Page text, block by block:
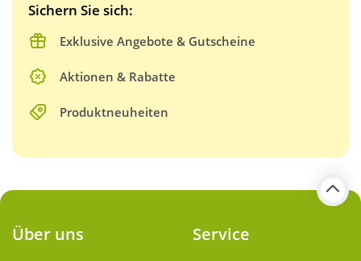
Sichern Sie sich:
Exklusive Angebote & Gutscheine
Aktionen & Rabatte
Produktneuheiten
Über uns Service